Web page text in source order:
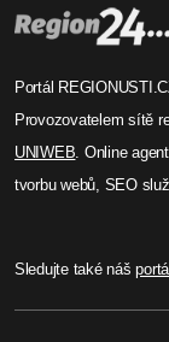
Portál
Provozovatelem sítě
UNIWEB . Online
tvorbu webů, SEO
Sledujte také náš